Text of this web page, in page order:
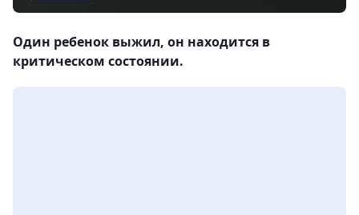
Один ребенок выжил, он находится в
критическом состоянии.